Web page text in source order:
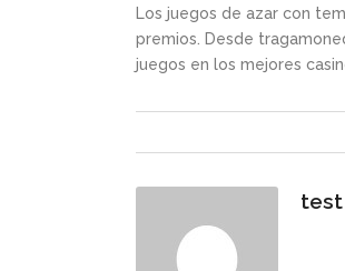
Los juegos de azar con
premios. Desde
juegos en los mejores